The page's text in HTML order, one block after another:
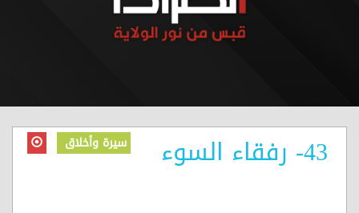
43- رفقاء السوء سيرة وأخلاق